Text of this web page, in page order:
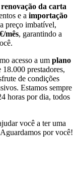
renovação da carta
e a importação
preço imbatível,
mês, garantindo a
acesso a um plano
18.000 prestadores,
de condições
Estamos sempre
horas por dia, todos
você a ter uma
por você!